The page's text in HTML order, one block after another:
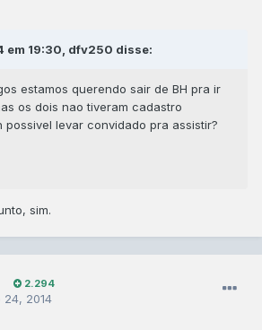
em 19:30, dfv250 disse:
estamos querendo sair de BH pra ir
os dois nao tiveram cadastro
possivel levar convidado pra assistir?
sim.
2.294
24, 2014